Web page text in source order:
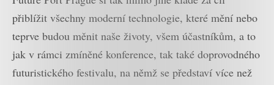
přiblížit všechny moderní technologie, které mění nebo
teprve budou měnit naše životy, všem účastníkům, a to
jak v rámci zmíněné konference, tak také doprovodného
futuristického festivalu, na němž se představí více než